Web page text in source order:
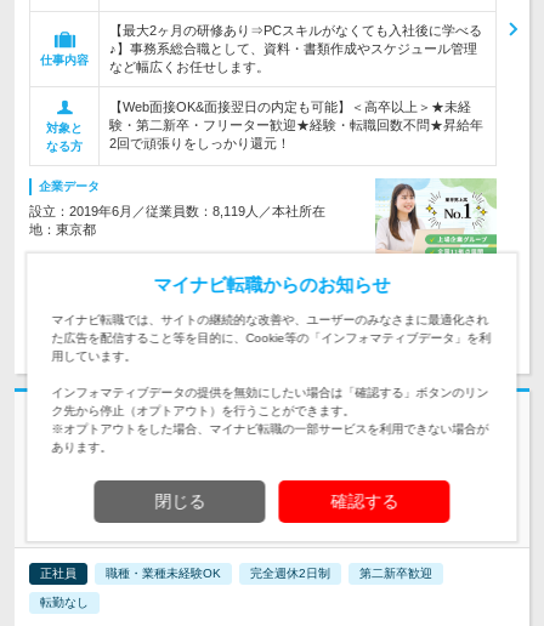
仕事内容
【最大2ヶ月の研修あり⇒PCスキルがなくても入社後に学べる
♪】事務系総合職として、資料・書類作成やスケジュール管理
など幅広くお任せします。
対象と
なる方
【Web面接OK&面接翌日の内定も可能】＜高卒以上＞★未経
験・第二新卒・フリーター歓迎★経験・転職回数不問★昇給年
2回で頑張りをしっかり還元！
企業データ
設立：2019年6月／従業員数：8,119人／本社所在
地：東京都
求人詳細を見る 気になる
志望動機・自己PR不要
株式会社トップ | [業界大手]＊産育休取得実績多数/バースデー&メモリア
年休127日＋有給5日＝132日【アドバイザー】＊全国募集/土日
正社員 職種・業種未経験OK 完全週休2日制 第二新卒歓迎
転勤なし
マイナビ転職からのお知らせ
マイナビ転職では、サイトの継続的な改善や、ユーザーのみなさまに最適化され
た広告を配信すること等を目的に、Cookie等の「インフォマティブデータ」を利
用しています。
インフォマティブデータの提供を無効にしたい場合は「確認する」ボタンのリン
ク先から停止（オプトアウト）を行うことができます。
※オプトアウトをした場合、マイナビ転職の一部サービスを利用できない場合が
あります。
閉じる 確認する